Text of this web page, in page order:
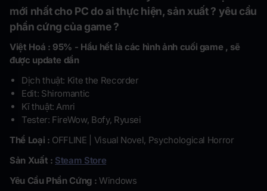
mới nhất cho PC do ai thực hiện, sản xuất ? yêu cầu
phần cứng của game ?
Việt Hoá : 95% - Hầu hết là các hình ảnh cuối game , sẽ
được update dần
Dịch thuật: Kite the Recorder
Edit: Shiromantic
Kĩ thuật: Amri
Tester: FireWow, Bofy, Ryusei
Thể Loại : OFFLINE | Visual Novel, Psychological Horror
Sản Xuất : Steam Store
Yêu Cầu Phần Cứng : Windows